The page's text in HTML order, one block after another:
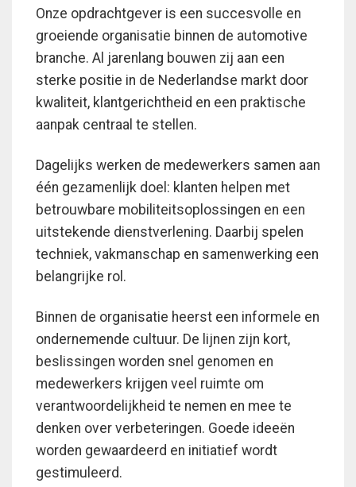
Onze opdrachtgever is een succesvolle en
groeiende organisatie binnen de automotive
branche. Al jarenlang bouwen zij aan een
sterke positie in de Nederlandse markt door
kwaliteit, klantgerichtheid en een praktische
aanpak centraal te stellen.
Dagelijks werken de medewerkers samen aan
één gezamenlijk doel: klanten helpen met
betrouwbare mobiliteitsoplossingen en een
uitstekende dienstverlening. Daarbij spelen
techniek, vakmanschap en samenwerking een
belangrijke rol.
Binnen de organisatie heerst een informele en
ondernemende cultuur. De lijnen zijn kort,
beslissingen worden snel genomen en
medewerkers krijgen veel ruimte om
verantwoordelijkheid te nemen en mee te
denken over verbeteringen. Goede ideeën
worden gewaardeerd en initiatief wordt
gestimuleerd.